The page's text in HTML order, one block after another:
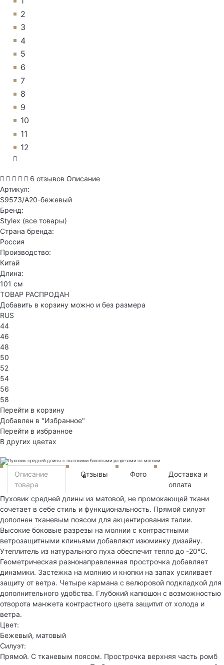
2
3
4
5
6
7
8
9
10
11
12
6 отзывов Описание
Артикул:
S9573/А20-бежевый
Бренд:
Stylex (все товары)
Страна бренда:
Россия
Производство:
Китай
Длина:
101 см
ТОВАР РАСПРОДАН
Добавить в корзину можно и без размера
RUS
44
46
48
50
52
54
56
58
Перейти в корзину
Добавлен в "Избранное"
Перейти в избранное
В других цветах
Описание
товара
Отзывы
6 Фото
Доставка и
оплата
Пуховик средней длины из матовой, не промокающей ткани
сочетает в себе стиль и функциональность. Прямой силуэт
дополнен тканевым поясом для акцентирования талии.
Высокие боковые разрезы на молнии с контрастными
ветрозащитными клиньями добавляют изюминку дизайну.
Утеплитель из натурального пуха обеспечит тепло до -20°C.
Геометрическая разнонаправленная прострочка добавляет
динамики. Застежка на молнию и кнопки на запах усиливает
защиту от ветра. Четыре кармана с велюровой подкладкой для
дополнительного удобства. Глубокий капюшон с возможностью
отворота манжета контрастного цвета защитит от холода и
ветра.
Цвет:
Бежевый, матовый
Силуэт:
Прямой. С тканевым поясом. Прострочка верхняя часть ромб